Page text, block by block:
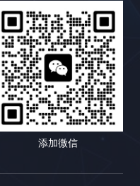
常值得学习和借
是精心策划和运营的
如何玩转链接建设
质量的内容和活跃的
造有价值的内容，吸
转载，可以获得大量
网站的流量、知名度
：你需要避免哪些
充满了各种陷阱和误
走弯路，提高效率，
果。高质量的内容是
用户提供价值，并鼓
而提升你的网站权威
社交媒体上被分享，
三、Semrush：多功
建设 Semrush 就像
你进行关键词研究、
全方位提升你的搜索
分析竞争对手，还
进度，并提供可操
研究和内容优化。 最
擎优化面临的一个难
语种搜索引擎优化的
合适的工具和资源需
能需要尝试不同的工
挑战与机遇并存。随
场蕴藏着巨大的潜
海市场。掌握小语种
，在蓝海市场中获
网站能够在竞争相
那将带来多么巨大的
用户是一个极其庞大
户拥有不同的背景、
式和行为习惯。有些
，有些人则更倾向于
人对数据和图表情有
故事和案例所打动；
自己的观点和经验，
息，默默地汲取知
这些不同用户的个
engaging、更富有
添加微信